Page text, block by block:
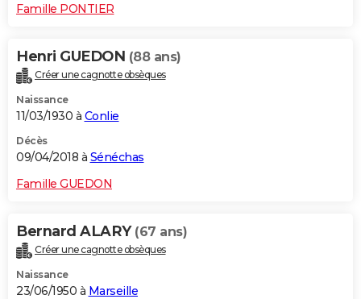
FORUM
Bricolage
Television
Famille PONTIER
Henri GUEDON (88 ans)
Créer une cagnotte obsèques
Naissance
11/03/1930 à Conlie
Décès
09/04/2018 à Sénéchas
Famille GUEDON
Bernard ALARY (67 ans)
Créer une cagnotte obsèques
Naissance
23/06/1950 à Marseille